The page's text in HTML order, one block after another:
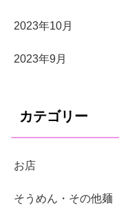
2023年10月
2023年9月
カテゴリー
お店
そうめん・その他麺